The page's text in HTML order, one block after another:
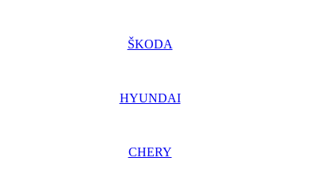
ŠKODA
HYUNDAI
CHERY